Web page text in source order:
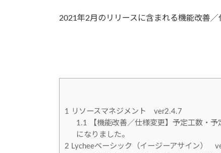
新
2021年2月のリリースに含まれる機能改善／
1
リソースマネジメント ver2.4.7
1.1
【機能改善／仕様変更】予定工数・
になりました。
2 Lycheeベーシック（イージーアサイン）